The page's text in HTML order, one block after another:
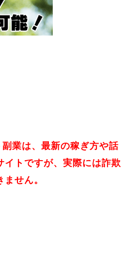
業は、最新の稼ぎ方や話
トですが、実際には詐欺
せん。